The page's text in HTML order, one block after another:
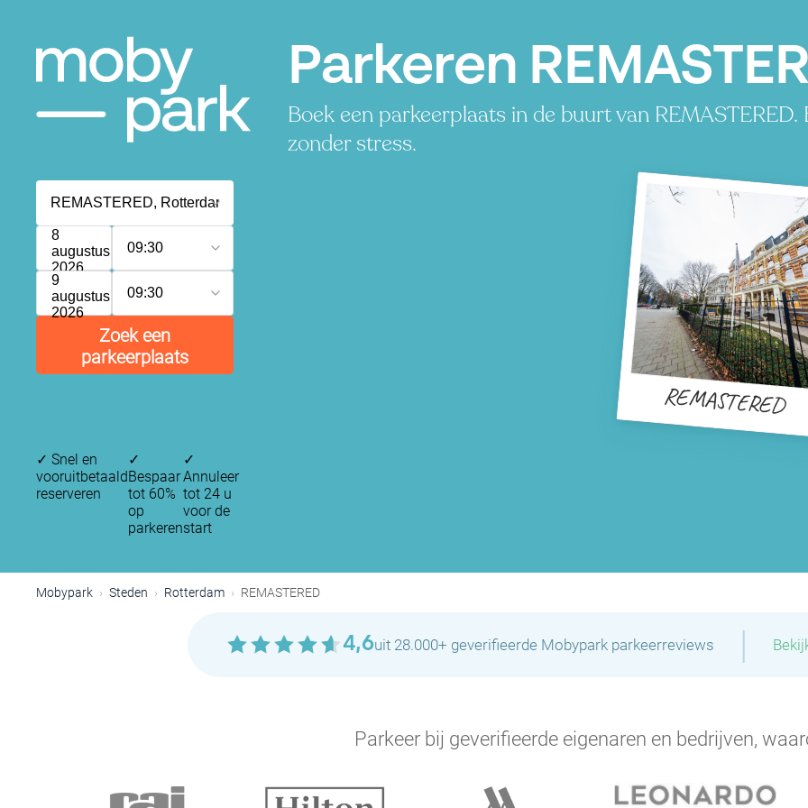
Parkeren
Boek een parkeerplaats in de buurt van
zonder stress.
8
augustus
2026
09:30
9
augustus
2026
09:30
Zoek een
parkeerplaats
REMASTERED
✓ Snel en
vooruitbetaald
reserveren
✓
Bespaar
tot 60%
op
parkeren
✓
Annuleer
tot 24 u
voor de
start
Mobypark Steden Rotterdam REMASTERED
4,6uit 28.000+ geverifieerde Mobypark parkeerreviews |
Parkeer bij geverifieerde eigenaren en bedrijven,
P